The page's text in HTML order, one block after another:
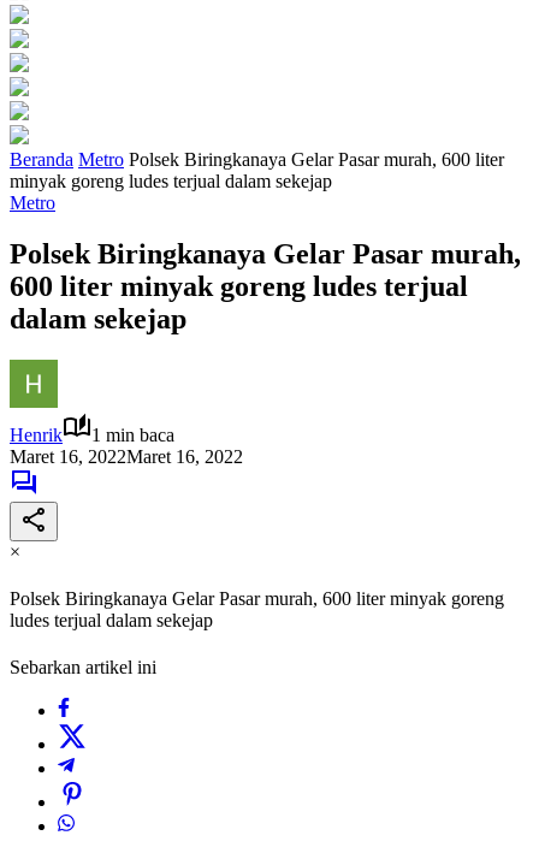
Beranda Metro Polsek Biringkanaya Gelar Pasar murah, 600 liter
minyak goreng ludes terjual dalam sekejap
Metro
Polsek Biringkanaya Gelar Pasar murah,
600 liter minyak goreng ludes terjual
dalam sekejap
Henrik
1 min baca
Maret 16, 2022Maret 16, 2022
×
Polsek Biringkanaya Gelar Pasar murah, 600 liter minyak goreng
ludes terjual dalam sekejap
Sebarkan artikel ini